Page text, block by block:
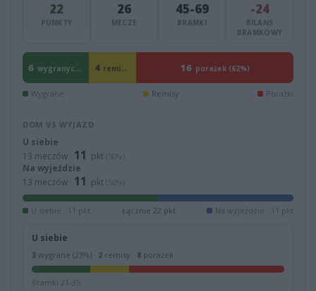
22
PUNKTY
26
MECZE
45-69
BRAMKI
-24
BILANS
BRAMKOWY
6 wygranych (23%) 4 remisy (15%) 16 porażek (62%)
Wygrane Remisy Porażki
DOM VS WYJAZD
U siebie
13 meczów · 11 pkt (50%)
Na wyjeździe
13 meczów · 11 pkt (50%)
U siebie · 11 pkt Łącznie 22 pkt Na wyjeździe · 11 pkt
U siebie
3 wygrane (23%) · 2 remisy · 8 porażek
Bramki 21-35